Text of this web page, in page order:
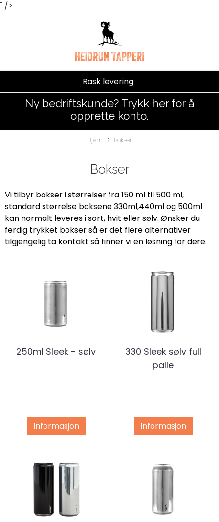
" />
Rask levering
Ny bedriftskunde? Trykk her for å
opprette konto.
Hjem Bokser
Bokser
Vi tilbyr bokser i størrelser fra 150 ml til 500 ml,
standard størrelse boksene 330ml,440ml og 500ml
kan normalt leveres i sort, hvit eller sølv. Ønsker du
ferdig trykket bokser så er det flere alternativer
tilgjengelig ta kontakt så finner vi en løsning for dere.
250ml Sleek - sølv
Informasjon
330 Sleek sølv full
palle
Informasjon